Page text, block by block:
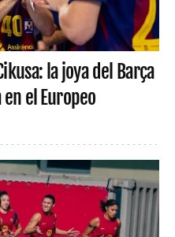
la joya del Barça
el Europeo